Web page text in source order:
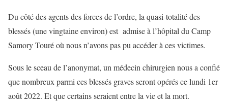
Du côté des agents des forces de l’ordre, la quasi-totalité des
blessés (une vingtaine environ) est admise à l’hôpital du Camp
Samory Touré où nous n’avons pas pu accéder à ces victimes.
Sous le sceau de l’anonymat, un médecin chirurgien nous a confié
que nombreux parmi ces blessés graves seront opérés ce lundi 1er
août 2022. Et que certains seraient entre la vie et la mort.